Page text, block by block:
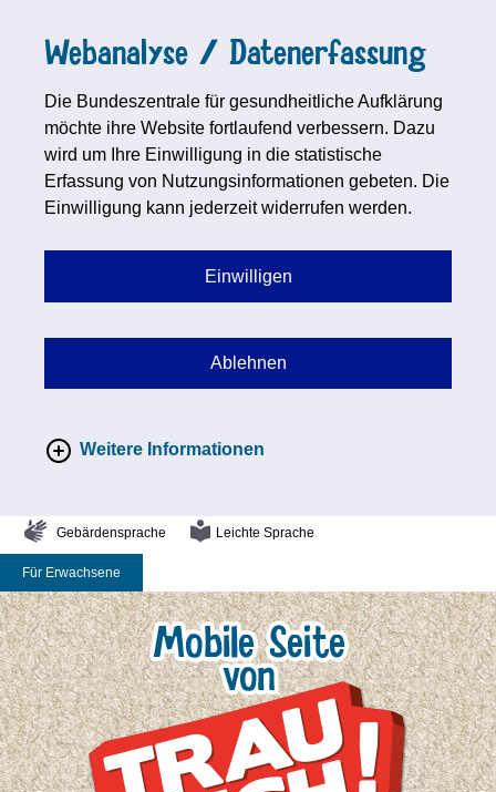
Webanalyse / Datenerfassung
Die Bundeszentrale für gesundheitliche Aufklärung
möchte ihre Website fortlaufend verbessern. Dazu
wird um Ihre Einwilligung in die statistische
Erfassung von Nutzungsinformationen gebeten. Die
Einwilligung kann jederzeit widerrufen werden.
Einwilligen
Ablehnen
Weitere Informationen
Gebärdensprache Leichte Sprache
Für Erwachsene